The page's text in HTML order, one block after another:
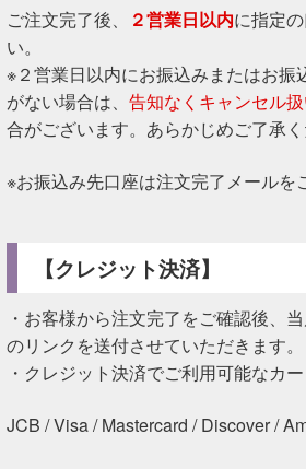
ご注文完了後、 ２営業日以内に指定
い。
※２営業日以内にお振込みまたはお振
がない場合は、 告知なくキャンセル
合がございます。あらかじめご了承く
※お振込み先口座は注文完了メールを
【クレジット決済】
・お客様から注文完了をご確認後、
のリンクを送付させていただきます。
・クレジット決済でご利用可能なカ
JCB / Visa / Mastercard / Discover /